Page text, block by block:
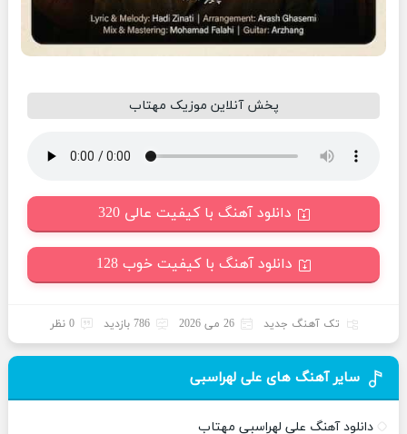
پخش آنلاین موزیک مهتاب
دانلود آهنگ با کیفیت عالی 320
دانلود آهنگ با کیفیت خوب 128
تک آهنگ جدید 26 می 2026 786 بازدید 0 نظر
سایر آهنگ های علی لهراسبی
دانلود آهنگ علی لهراسبی مهتاب